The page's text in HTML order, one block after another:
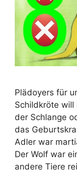
Plädoyers für
Schildkröte will
der Schlange
das
Adler war
Der Wolf war
andere Tiere